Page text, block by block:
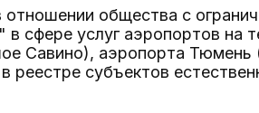
отношении общества с
сфере услуг аэропортов на
Савино), аэропорта Тюмень
субъектов